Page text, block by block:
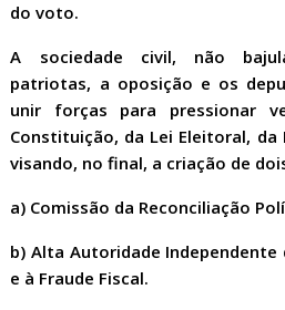
do voto.
A sociedade civil, não
patriotas, a oposição e os
unir forças para pressionar
Constituição, da Lei Eleitoral, da
visando, no final, a criação de
a) Comissão da Reconciliação
b) Alta Autoridade Independente
e à Fraude Fiscal.